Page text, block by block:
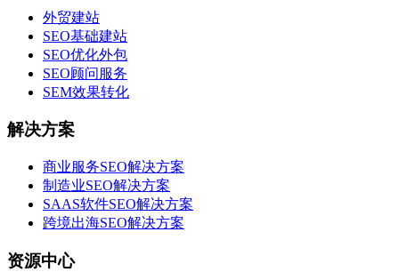
外贸建站
SEO基础建站
SEO优化外包
SEO顾问服务
SEM效果转化
解决方案
商业服务SEO解决方案
制造业SEO解决方案
SAAS软件SEO解决方案
跨境出海SEO解决方案
资源中心